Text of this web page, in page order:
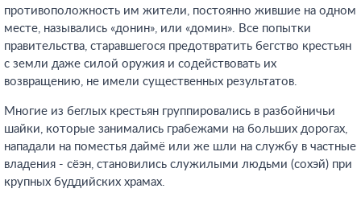
противоположность им жители, постоянно жившие на одном
месте, назывались «донин», или «домин». Все попытки
правительства, старавшегося предотвратить бегство крестьян
с земли даже силой оружия и содействовать их
возвращению, не имели существенных результатов.
Многие из беглых крестьян группировались в разбойничьи
шайки, которые занимались грабежами на больших дорогах,
нападали на поместья даймё или же шли на службу в частные
владения - сёэн, становились служилыми людьми (сохэй) при
крупных буддийских храмах.